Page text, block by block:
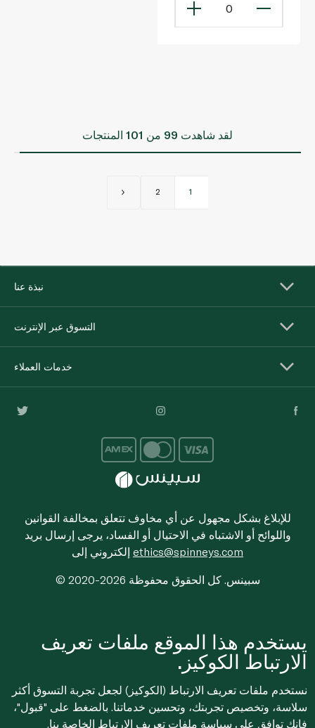
0
لقد شاهدت 99 من 101 المنتجات
1
2
نبذة عنا
التسوق عبر الإنترنت
خدمات العملاء
للإبلاغ بشكل مجهول عن أي مخاوف تتعلق بمخالفة القوانين
واللوائح أو الاشتباه في الاحتيال أو الفساد، يرجى إرسال بريد
ethics@spinneys.com
© 2020-2026 سبينس. كل الحقوق محفوظة
يستخدم هذا الموقع ملفات تعريف
الارتباط الكوكيز.
نستخدم ملفات تعريف الارتباط (الكوكيز) لجعل تجربة التسوق أكثر
سلاسة، وتخصيص تجربتك، وتحسين خدماتنا. بالضغط على "قبول"،
فإنك توافق على سياسة ملفات تعريف الارتباط الخاصة بنا.